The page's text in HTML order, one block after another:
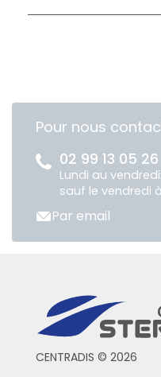
Pour nous
02 99 13 05 26
Lundi au
sauf le vendredi
Par email
CENTRADIS © 2026